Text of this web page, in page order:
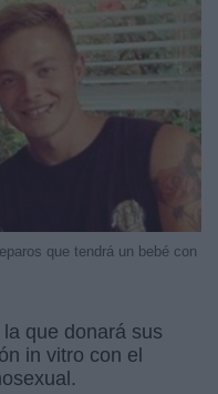
que tendrá un bebé con
que donará sus
in vitro con el